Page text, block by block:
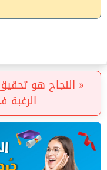
« النجاح هو